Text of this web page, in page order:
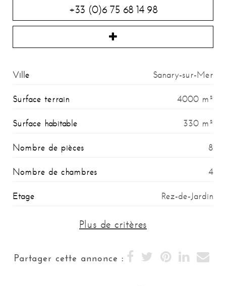
+33 (0)6 75 68 14 98
Ville Sanary-sur-Mer
Surface terrain 4000 m²
Surface habitable 330 m²
Nombre de pièces 8
Nombre de chambres 4
Etage Rez-de-Jardin
Plus de critères
Partager cette annonce :